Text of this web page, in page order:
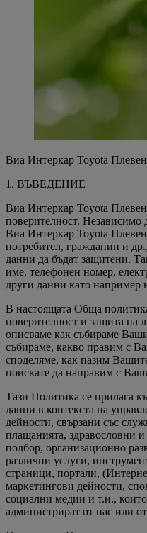
Виа Интеркар Toyota Плевен
1. ВЪВЕДЕНИЕ
Виа Интеркар Toyota
поверителност. Независимо
Виа Интеркар Toyota
потребител, гражданин и
данни да бъдат защитени.
име, телефонен номер,
други данни като например
В настоящата Обща
поверителност и защита на
описваме как събираме
събираме, какво правим с
споделяме, как пазим
поискате да направим с
Тази Политика се прилага
данни в контекста на
дейности, свързани със
плащанията, здравословни
подбор, организационно
различни услуги,
страници, портали,
маркетингови дейности,
социални медии и т.н.,
администрират от нас или